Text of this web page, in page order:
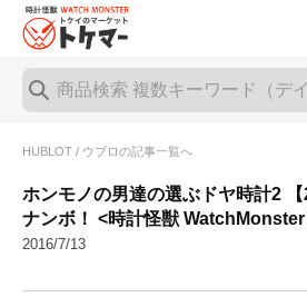
HUBLOT / ウブロの記事一覧へ
ホンモノの男達の選ぶドヤ時計2
ナンボ！ <時計怪獣
2016/7/13